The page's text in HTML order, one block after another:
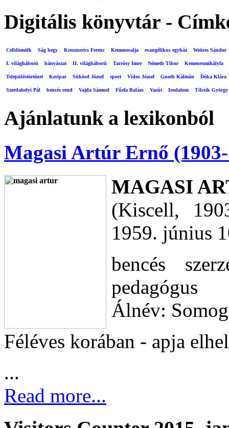
Digitális könyvtár -
Celldömölk Ság hegy Kresznerics Ferenc Kemenesalja evangélikus egyház Weöres Sándor
I. világháború bányászat II. világháború Tarrósy Imre Németh Tibor Kemenesmihályfa
Településtörténet Keripar Sükösd József sport Vidos József Guoth Kálmán Dóka Klára
Szerdahelyi Pál bencés rend Vajda Sámuel Fűzfa Balázs Vasút Irodalom Tilcsik György
Ajánlatunk a lexikonból
Magasi Artúr Ernő
MAGASI
(Kiscell,
1959. június
bencés
pedagógus
Álnév:
Féléves korában - apja
...
Read more...